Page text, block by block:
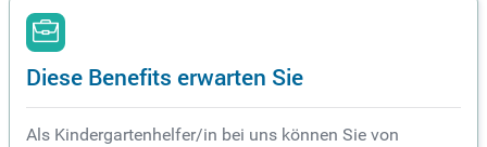
Diese Benefits erwarten Sie
Als Kindergartenhelfer/in bei uns können Sie von